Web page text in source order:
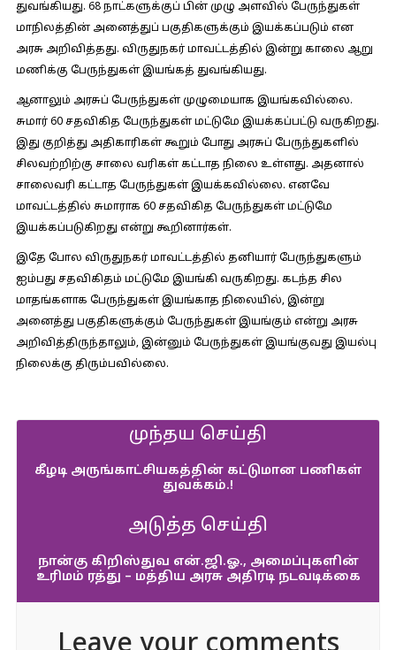
துவங்கியது. 68 நாட்களுக்குப் பின் முழு அளவில் பேருந்துகள்
மாநிலத்தின் அனைத்துப் பகுதிகளுக்கும் இயக்கப்படும் என
அரசு அறிவித்தது. விருதுநகர் மாவட்டத்தில் இன்று காலை ஆறு
மணிக்கு பேருந்துகள் இயங்கத் துவங்கியது.
ஆனாலும் அரசுப் பேருந்துகள் முழுமையாக இயங்கவில்லை.
சுமார் 60 சதவிகித பேருந்துகள் மட்டுமே இயக்கப்பட்டு வருகிறது.
இது குறித்து அதிகாரிகள் கூறும் போது அரசுப் பேருந்துகளில்
சிலவற்றிற்கு சாலை வரிகள் கட்டாத நிலை உள்ளது. அதனால்
சாலைவரி கட்டாத பேருந்துகள் இயக்கவில்லை. எனவே
மாவட்டத்தில் சுமாராக 60 சதவிகித பேருந்துகள் மட்டுமே
இயக்கப்படுகிறது என்று கூறினார்கள்.
இதே போல விருதுநகர் மாவட்டத்தில் தனியார் பேருந்துகளும்
ஐம்பது சதவிகிதம் மட்டுமே இயங்கி வருகிறது. கடந்த சில
மாதங்களாக பேருந்துகள் இயங்காத நிலையில், இன்று
அனைத்து பகுதிகளுக்கும் பேருந்துகள் இயங்கும் என்று அரசு
அறிவித்திருந்தாலும், இன்னும் பேருந்துகள் இயங்குவது இயல்பு
நிலைக்கு திரும்பவில்லை.
முந்தய செய்தி
கீழடி அருங்காட்சியகத்தின் கட்டுமான பணிகள்
துவக்கம்.!
அடுத்த செய்தி
நான்கு கிறிஸ்துவ என்.ஜி.ஓ., அமைப்புகளின்
உரிமம் ரத்து – மத்திய அரசு அதிரடி நடவடிக்கை